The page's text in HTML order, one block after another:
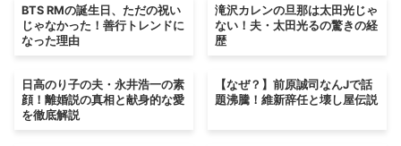
BTS RMの誕生日、ただの祝い
じゃなかった！善行トレンドに
なった理由
滝沢カレンの旦那は太田光じゃ
ない！夫・太田光るの驚きの経
歴
日高のり子の夫・永井浩一の素
顔！離婚説の真相と献身的な愛
を徹底解説
【なぜ？】前原誠司なんJで話
題沸騰！維新辞任と壊し屋伝説